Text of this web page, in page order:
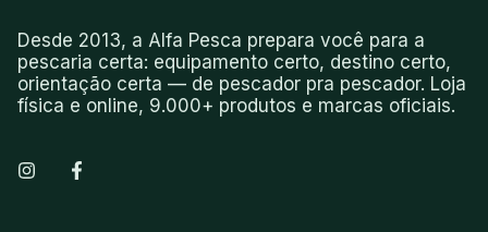
Desde 2013, a Alfa Pesca prepara você para a
pescaria certa: equipamento certo, destino certo,
orientação certa — de pescador pra pescador. Loja
física e online, 9.000+ produtos e marcas oficiais.